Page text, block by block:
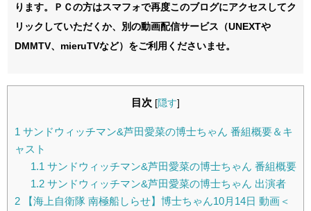
ります。ＰＣの方はスマフォで再度このブログにアクセスしてク
リックしていただくか、別の動画配信サービス（UNEXTや
DMMTV、mieruTVなど）をご利用くださいませ。
目次 [隠す]
1 サンドウィッチマン&芦田愛菜の博士ちゃん 番組概要＆キ
ャスト
1.1 サンドウィッチマン&芦田愛菜の博士ちゃん 番組概要
1.2サンドウィッチマン&芦田愛菜の博士ちゃん 出演者
2 【海上自衛隊 南極船しらせ】博士ちゃん10月14日 動画＜